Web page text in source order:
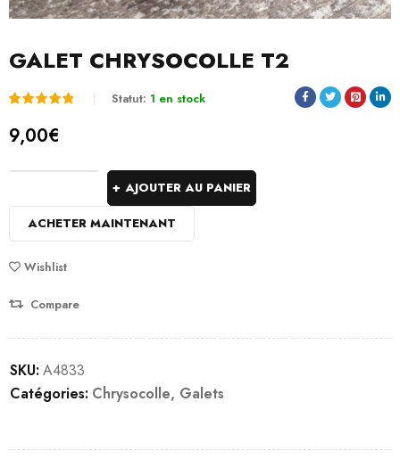
GALET CHRYSOCOLLE T2
basé
notation
Statut: 1 en stock
9,00€
AJOUTER AU PANIER
ACHETER MAINTENANT
Wishlist
Compare
SKU: A4833
Catégories: Chrysocolle, Galets